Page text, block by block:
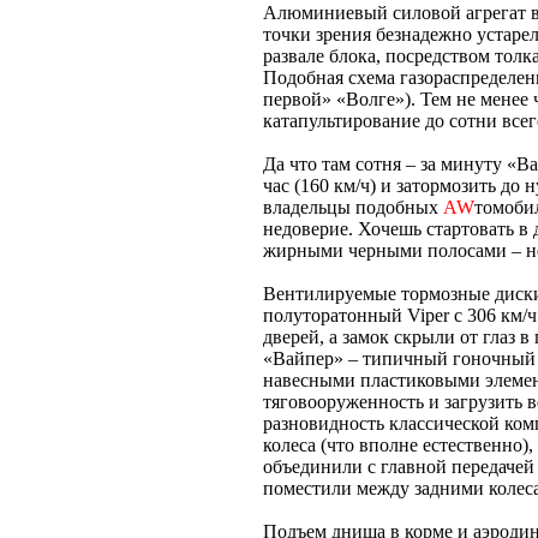
Алюминиевый силовой агрегат
точки зрения безнадежно
развале блока, посредством
Подобная схема
первой» «Волге»). Тем не
катапультирование до сотни
Да что там сотня – за минуту
час (160 км/ч) и затормозить до
владельцы подобных AW
недоверие. Хочешь стартовать
жирными черными полосами –
Вентилируемые тормозные
полуторатонный Viper с 306 км/
дверей, а замок скрыли от глаз
«Вайпер» – типичный
навесными пластиковыми
тяговооруженность и
разновидность классической
колеса (что вполне
объединили с главной
поместили между задними
Подъем днища в корме и